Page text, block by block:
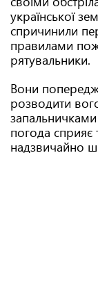
української
спричинили
правилами
рятувальники.
Вони
розводити
запальничками
погода
надзвичайно